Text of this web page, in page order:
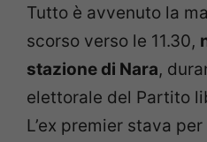
Tutto è avvenuto la
scorso verso le 11.30,
stazione di Nara,
elettorale del Partito
L’ex premier stava